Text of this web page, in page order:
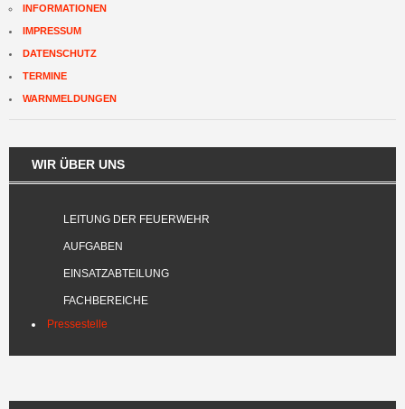
INFORMATIONEN
IMPRESSUM
DATENSCHUTZ
TERMINE
WARNMELDUNGEN
WIR ÜBER UNS
LEITUNG DER FEUERWEHR
AUFGABEN
EINSATZABTEILUNG
FACHBEREICHE
Pressestelle